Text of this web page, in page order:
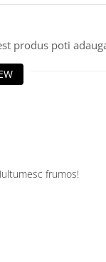
produs poti
frumos!